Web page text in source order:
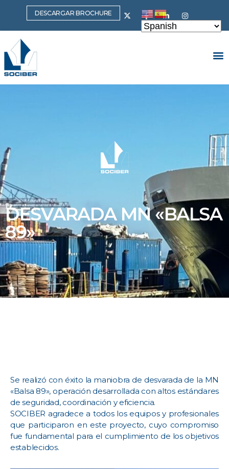
DESCARGAR BROCHURE
DESVARADA MN «BALSA
89»
Se realizó con éxito la maniobra de desvarada de la MN
«Balsa 89», operación desarrollada con altos estándares
de seguridad, coordinación y eficiencia.
SOCIBER agradece a todos los equipos y profesionales
que participaron en este proyecto, cuyo compromiso
fue fundamental para el cumplimiento de los objetivos
establecidos.